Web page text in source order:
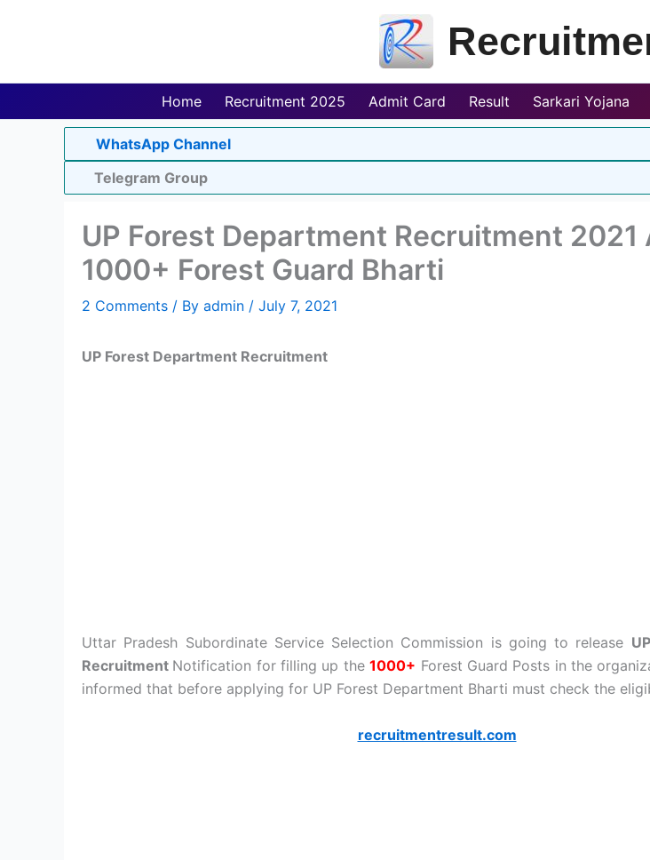
Home Recruitment 2025 Admit Card Result Sarkari Yojana
WhatsApp Channel
Telegram Group
UP Forest Department Recruitment 2021
1000+ Forest Guard Bharti
2 Comments / By admin / July 7, 2021
UP Forest Department Recruitment
Uttar Pradesh Subordinate Service Selection Commission is going to release
Recruitment Notification for filling up the1000+ Forest Guard Posts in the
informed that before applying for UP Forest Department Bharti must check the
recruitmentresult.com